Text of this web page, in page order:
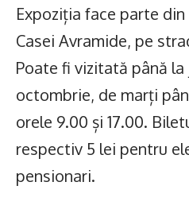
Expoziția face parte
Casei Avramide, pe
Poate fi vizitată până
octombrie, de marți
orele 9.00 și 17.00.
respectiv 5 lei pentru
pensionari.